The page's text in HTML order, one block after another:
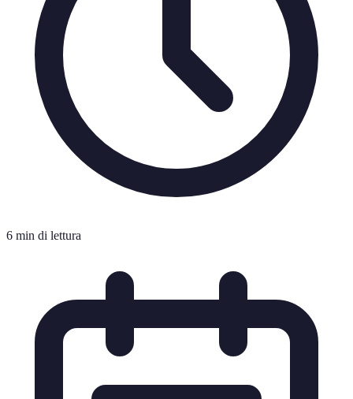
6 min di lettura